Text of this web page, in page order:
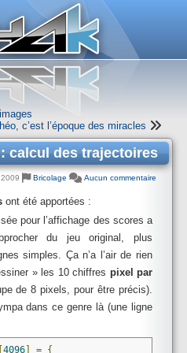
c’est l’époque des miracles
calcul des trajectoires
Bricolage Aucun commentaire
ont été apportées :
pour l’affichage des scores a
du jeu original, plus
simples. Ça n’a l’air de rien
» les 10 chiffres pixel par
de 8 pixels, pour être précis).
dans ce genre là (une ligne
4096 = {